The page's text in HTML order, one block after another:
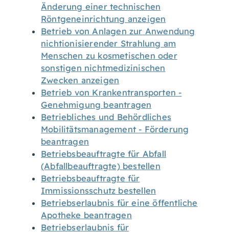
Änderung einer technischen
Röntgeneinrichtung anzeigen
Betrieb von Anlagen zur Anwendung
nichtionisierender Strahlung am
Menschen zu kosmetischen oder
sonstigen nichtmedizinischen
Zwecken anzeigen
Betrieb von Krankentransporten -
Genehmigung beantragen
Betriebliches und Behördliches
Mobilitätsmanagement - Förderung
beantragen
Betriebsbeauftragte für Abfall
(Abfallbeauftragte) bestellen
Betriebsbeauftragte für
Immissionsschutz bestellen
Betriebserlaubnis für eine öffentliche
Apotheke beantragen
Betriebserlaubnis für